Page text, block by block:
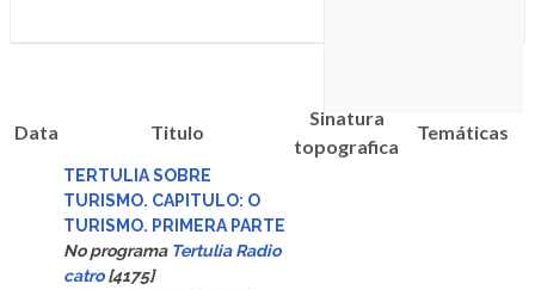
Data Titulo
Sinatura
topografica
Temáticas
TERTULIA SOBRE
TURISMO. CAPITULO: O
TURISMO. PRIMERA PARTE
No programa Tertulia Radio
catro[4175]